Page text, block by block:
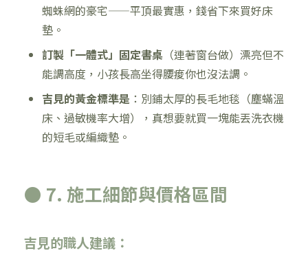
蜘蛛網的豪宅——平頂最實惠，錢省下來買好床
墊。
訂製「一體式」固定書桌（連著窗台做）漂亮但不
能調高度，小孩長高坐得腰痠你也沒法調。
吉見的黃金標準是：別鋪太厚的長毛地毯（塵蟎溫
床、過敏機率大增），真想要就買一塊能丟洗衣機
的短毛或編織墊。
● 7. 施工細節與價格區間
吉見的職人建議：